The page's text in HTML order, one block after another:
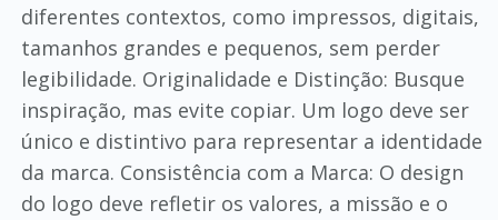
diferentes contextos, como impressos, digitais,
tamanhos grandes e pequenos, sem perder
legibilidade. Originalidade e Distinção: Busque
inspiração, mas evite copiar. Um logo deve ser
único e distintivo para representar a identidade
da marca. Consistência com a Marca: O design
do logo deve refletir os valores, a missão e o